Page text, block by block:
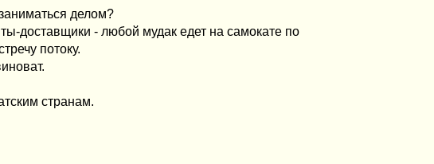
делом?
доставщики - любой мудак едет на самокате по
потоку.
странам.